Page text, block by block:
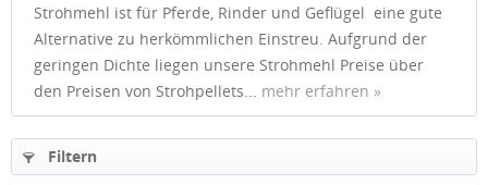
Strohmehl ist für Pferde, Rinder und Geflügel eine gute
Alternative zu herkömmlichen Einstreu. Aufgrund der
geringen Dichte liegen unsere Strohmehl Preise über
den Preisen von Strohpellets... mehr erfahren »
Filtern